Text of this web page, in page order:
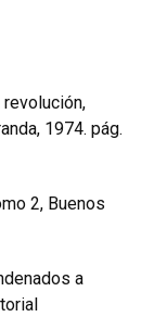
1974. pág.
2, Buenos
a